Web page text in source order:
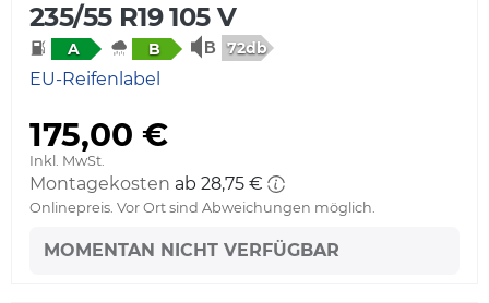
235/55 R19 105 V
A B 72db
EU-Reifenlabel
175,00 €
Inkl. MwSt.
Montagekosten ab 28,75 €
Onlinepreis. Vor Ort sind Abweichungen möglich.
MOMENTAN NICHT VERFÜGBAR